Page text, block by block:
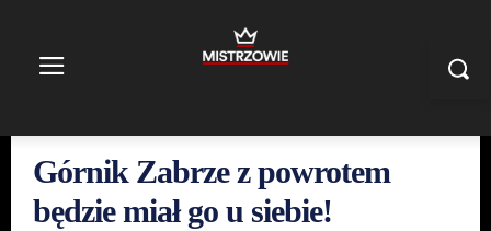
Górnik Zabrze z powrotem
będzie miał go u siebie!